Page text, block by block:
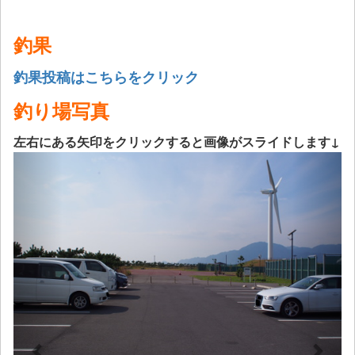
釣果
釣果投稿はこちらをクリック
釣り場写真
左右にある矢印をクリックすると画像がスライドします↓